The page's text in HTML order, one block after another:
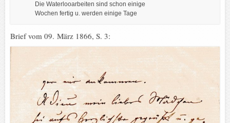
Die Waterlooarbeiten sind schon einige
Wochen fertig u. werden einige Tage
Brief vom 09. März 1866, S. 3: